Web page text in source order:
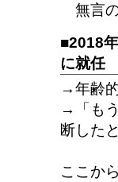
無言
■2018
に就任
→年齢
→「も
断した
ここか